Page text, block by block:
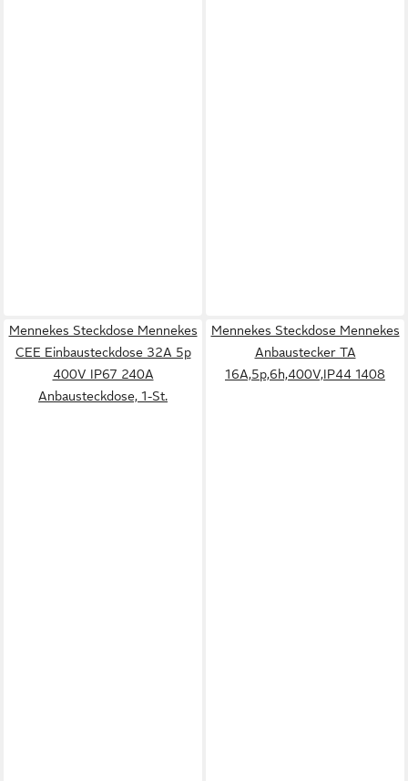
Mennekes Steckdose Mennekes
CEE Einbausteckdose 32A 5p
400V IP67 240A
Anbausteckdose, 1-St.
Mennekes Steckdose Mennekes
Anbaustecker TA
16A,5p,6h,400V,IP44 1408